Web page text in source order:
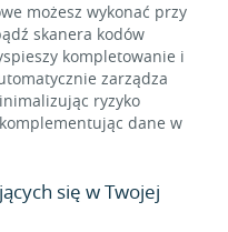
możesz wykonać przy
skanera kodów
kompletowanie i
zarządza
ryzyko
dane w
się w Twojej